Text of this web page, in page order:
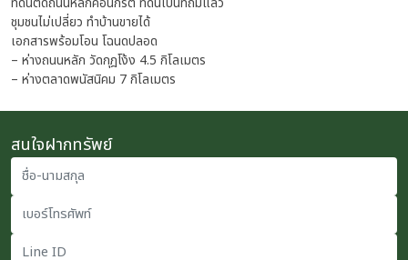
ชุมชนไม่เปลี่ยว ทำบ้านขายได้
เอกสารพร้อมโอน โฉนดปลอด
– ห่างถนนหลัก วัดกุฎโง้ง 4.5 กิโลเมตร
– ห่างตลาดพนัสนิคม 7 กิโลเมตร
สนใจฝากทรัพย์
ชื่อ-นามสกุล
เบอร์โทรศัพท์
Line ID